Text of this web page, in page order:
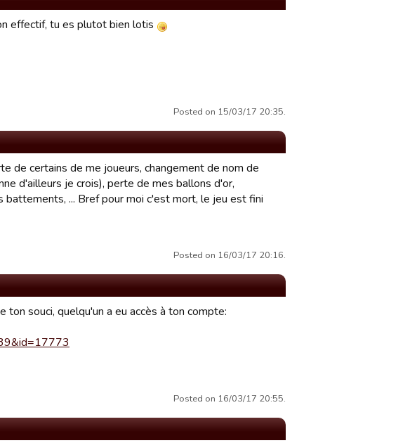
effectif, tu es plutot bien lotis
Posted on 15/03/17 20:35.
de certains de me joueurs, changement de nom de
d'ailleurs je crois), perte de mes ballons d'or,
battements, ... Bref pour moi c'est mort, le jeu est fini
Posted on 16/03/17 20:16.
souci, quelqu'un a eu accès à ton compte:
Posted on 16/03/17 20:55.